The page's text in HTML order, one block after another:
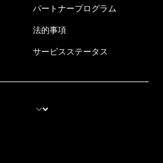
パートナープログラム
法的事項
サービスステータス